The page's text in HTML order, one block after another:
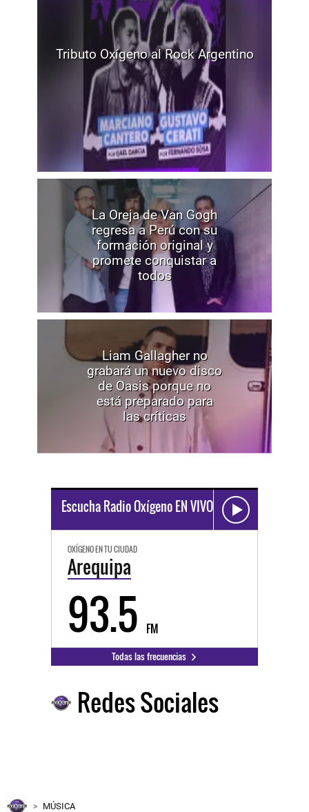
Tributo Oxígeno al Rock Argentino
La Oreja de Van Gogh
regresa a Perú con su
formación original y
promete conquistar a
todos
Liam Gallagher no
grabará un nuevo disco
de Oasis porque no
está preparado para
las críticas
Escucha Radio Oxígeno EN VIVO
OXÍGENO EN TU CIUDAD
Arequipa
93.5 FM
Todas las frecuencias
Redes Sociales
MÚSICA